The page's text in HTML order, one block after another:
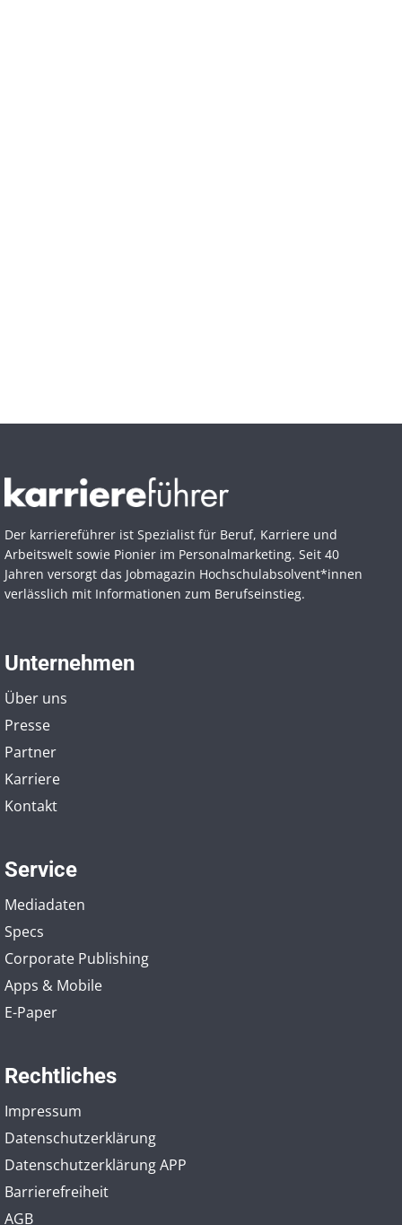
Der karriereführer ist Spezialist für Beruf, Karriere und
Arbeitswelt sowie Pionier im Personal­marketing. Seit 40
Jahren versorgt das Jobmagazin Hochschul­absolvent*innen
verlässlich mit Informationen zum Berufseinstieg.
Unternehmen
Über uns
Presse
Partner
Karriere
Kontakt
Service
Mediadaten
Specs
Corporate Publishing
Apps & Mobile
E-Paper
Rechtliches
Impressum
Datenschutzerklärung
Datenschutzerklärung APP
Barrierefreiheit
AGB